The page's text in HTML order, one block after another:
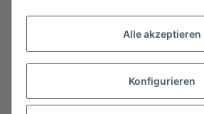
Alle akzeptieren
Konfigurieren